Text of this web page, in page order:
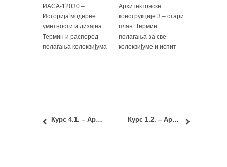
ИАСА-12030 –
Историја модерне
уметности и дизајна:
Термин и распоред
полагања колоквијума
Архитектонске
конструкције 3 – стари
план: Термин
полагања за све
колоквијуме и испит
Курс 4.1. – Архитектонске конструкције 1: Распоред седења по салама за четврти колоквијум Курс 1.2. – Архитектура данас: Испит у првом јунском испитном року